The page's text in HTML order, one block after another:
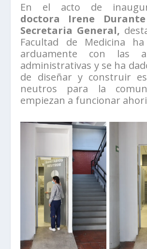
En el acto de
doctora Irene
Secretaria General,
Facultad de Medicina
arduamente con las
administrativas y se ha
de diseñar y construir
neutros para la
empiezan a funcionar